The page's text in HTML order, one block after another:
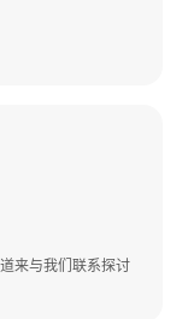
来与我们联系探讨